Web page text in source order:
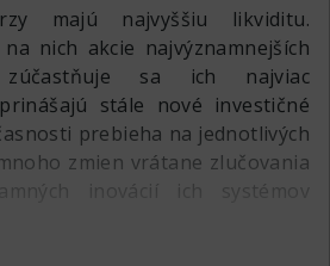
si prenajali budovu na Wall
ich vznikajúcu organizáciu
York Stock & Exchange Board.
pôvodný názov skrátený na
Exchange. Pre označenie
majú najvyššiu likviditu.
nich akcie najvýznamnejších
zúčastňuje sa ich najviac
stále nové investičné
prebieha na jednotlivých
zmien vrátane zlučovania
inovácií ich systémov